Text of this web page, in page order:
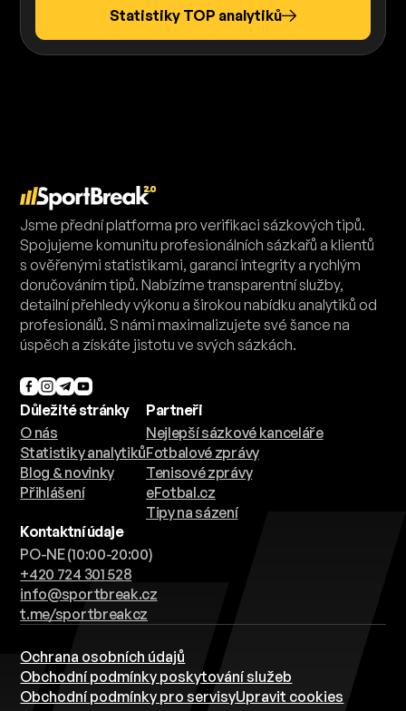
Statistiky TOP analytiků
Jsme přední platforma pro verifikaci sázkových tipů.
Spojujeme komunitu profesionálních sázkařů a klientů
s ověřenými statistikami, garancí integrity a rychlým
doručováním tipů. Nabízíme transparentní služby,
detailní přehledy výkonu a širokou nabídku analytiků od
profesionálů. S námi maximalizujete své šance na
úspěch a získáte jistotu ve svých sázkách.
Důležité stránky
O nás
Statistiky analytiků
Blog & novinky
Přihlášení
Partneři
Nejlepší sázkové kanceláře
Fotbalové zprávy
Tenisové zprávy
eFotbal.cz
Tipy na sázení
Kontaktní údaje
PO-NE (10:00-20:00)
+420 724 301 528
info@sportbreak.cz
t.me/sportbreakcz
Ochrana osobních údajů
Obchodní podmínky poskytování služeb
Obchodní podmínky pro servisyUpravit cookies